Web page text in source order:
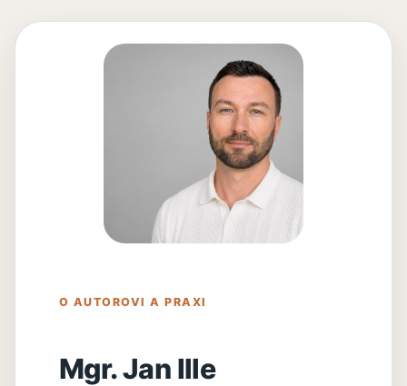
O AUTOROVI A PRAXI
Mgr. Jan Ille